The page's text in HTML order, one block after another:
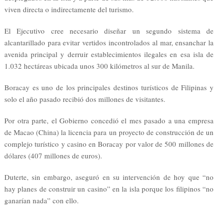
viven directa o indirectamente del turismo.
El Ejecutivo cree necesario diseñar un segundo sistema de
alcantarillado para evitar vertidos incontrolados al mar, ensanchar la
avenida principal y derruir establecimientos ilegales en esa isla de
1.032 hectáreas ubicada unos 300 kilómetros al sur de Manila.
Boracay es uno de los principales destinos turísticos de Filipinas y
solo el año pasado recibió dos millones de visitantes.
Por otra parte, el Gobierno concedió el mes pasado a una empresa
de Macao (China) la licencia para un proyecto de construcción de un
complejo turístico y casino en Boracay por valor de 500 millones de
dólares (407 millones de euros).
Duterte, sin embargo, aseguró en su intervención de hoy que “no
hay planes de construir un casino” en la isla porque los filipinos “no
ganarían nada” con ello.